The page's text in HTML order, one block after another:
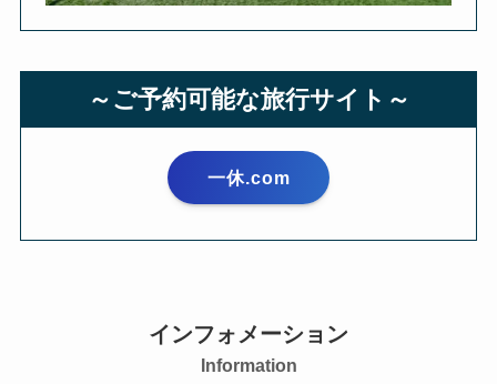
～ご予約可能な旅行サイト～
一休.com
インフォメーション
Information